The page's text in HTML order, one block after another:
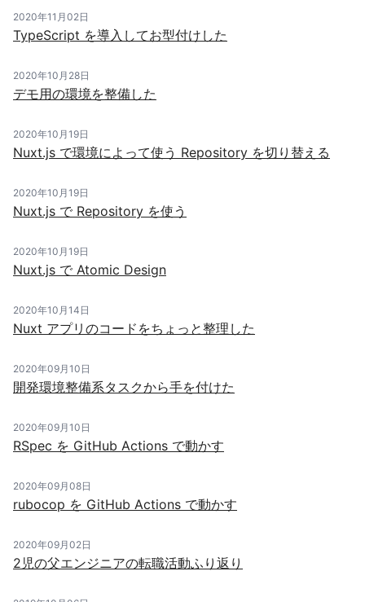
2020年11月02日
TypeScript を導入してお型付けした
2020年10月28日
デモ用の環境を整備した
2020年10月19日
Nuxt.js で環境によって使う Repository を切り替える
2020年10月19日
Nuxt.js で Repository を使う
2020年10月19日
Nuxt.js で Atomic Design
2020年10月14日
Nuxt アプリのコードをちょっと整理した
2020年09月10日
開発環境整備系タスクから手を付けた
2020年09月10日
RSpec を GitHub Actions で動かす
2020年09月08日
rubocop を GitHub Actions で動かす
2020年09月02日
2児の父エンジニアの転職活動ふり返り